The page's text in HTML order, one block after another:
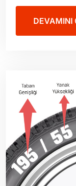
DEVAMINI